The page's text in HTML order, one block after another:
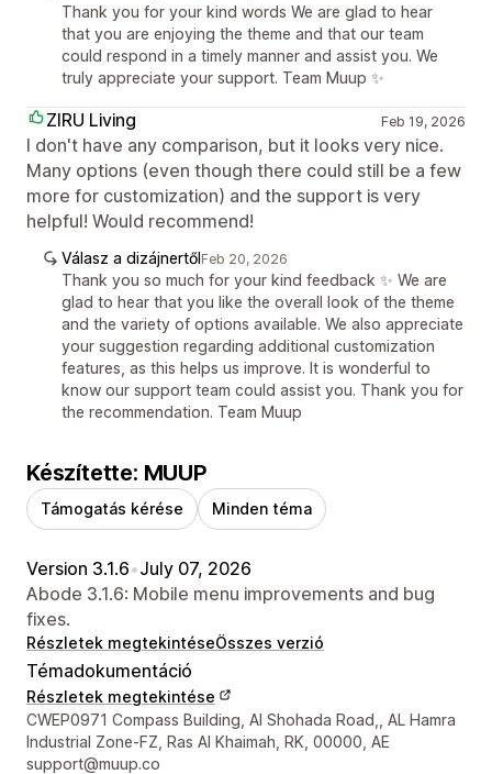
Thank you for your kind words We are glad to hear
that you are enjoying the theme and that our team
could respond in a timely manner and assist you. We
truly appreciate your support. Team Muup ✨
ZIRU Living Feb 19, 2026
I don't have any comparison, but it looks very nice.
Many options (even though there could still be a few
more for customization) and the support is very
helpful! Would recommend!
Válasz a dizájnertőlFeb 20, 2026
Thank you so much for your kind feedback ✨ We are
glad to hear that you like the overall look of the theme
and the variety of options available. We also appreciate
your suggestion regarding additional customization
features, as this helps us improve. It is wonderful to
know our support team could assist you. Thank you for
the recommendation. Team Muup
Készítette: MUUP
Támogatás kérése Minden téma
Version 3.1.6•July 07, 2026
Abode 3.1.6: Mobile menu improvements and bug
fixes.
Részletek megtekintéseÖsszes verzió
Témadokumentáció
Részletek megtekintése
Dizájner kapcsolattartási adatai
CWEP0971 Compass Building, Al Shohada Road,, AL Hamra
Industrial Zone-FZ, Ras Al Khaimah, RK, 00000, AE
support@muup.co